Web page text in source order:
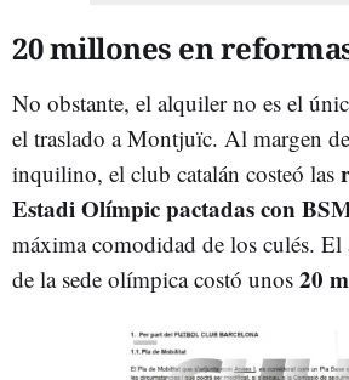
20 millones en
No obstante, el alquiler no es el
el traslado a Montjuïc. Al margen
inquilino, el club catalán costeó las
Estadi Olímpic pactadas con
máxima comodidad de los culés.
de la sede olímpica costó unos 20